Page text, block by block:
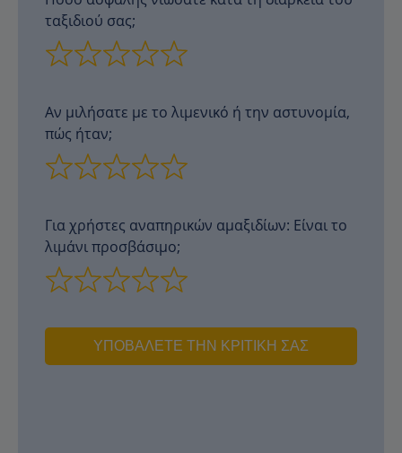
ταξιδιού σας;
Αν μιλήσατε με το λιμενικό ή την αστυνομία,
πώς ήταν;
Για χρήστες αναπηρικών αμαξιδίων: Είναι το
λιμάνι προσβάσιμο;
ΥΠΟΒΆΛΕΤΕ ΤΗΝ ΚΡΙΤΙΚΉ ΣΑΣ